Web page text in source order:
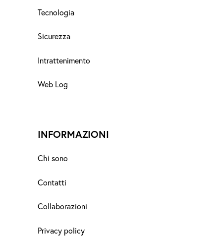
Tecnologia
Sicurezza
Intrattenimento
Web Log
INFORMAZIONI
Chi sono
Contatti
Collaborazioni
Privacy policy